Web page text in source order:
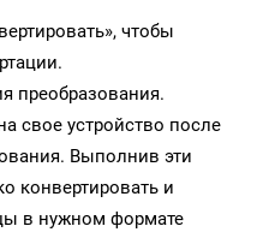
чтобы
преобразования.
свое устройство после
Выполнив эти
конвертировать и
в нужном формате